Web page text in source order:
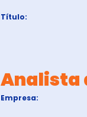
Título:
Analista
Empresa: